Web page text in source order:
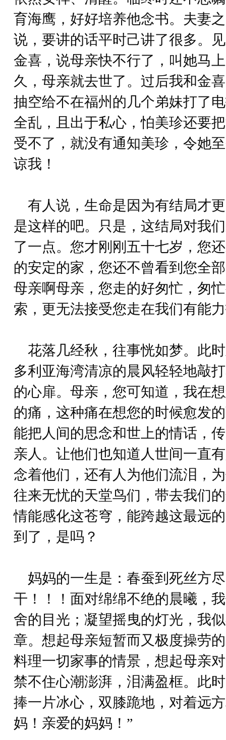
育海鹰，好好培养他念书。夫妻
说，要讲的话平时己讲了很多。
金喜，说母亲快不行了，叫她马
久，母亲就去世了。过后我和金
抽空给不在福州的几个弟妹打了
全乱，且出于私心，怕美珍还要
受不了，就没有通知美珍，令她
谅我！
有人说，生命是因为有结局才
是这样的吧。只是，这结局对我
了一点。您才刚刚五十七岁，您
的安定的家，您还不曾看到您全
母亲啊母亲，您走的好匆忙，匆
索，更无法接受您走在我们有能
花落几经秋，往事恍如梦。此
多利亚海湾清凉的晨风轻轻地敲
的心扉。母亲，您可知道，我在
的痛，这种痛在想您的时候愈发
能把人间的思念和世上的情话，
亲人。让他们也知道人世间一直
念着他们，还有人为他们流泪，
往来无忧的天堂鸟们，带去我们
情能感化这苍穹，能跨越这最远
到了，是吗？
妈妈的一生是：春蚕到死丝方
干！！！面对绵绵不绝的晨曦，
舍的目光；凝望摇曳的灯光，我
章。想起母亲短暂而又极度操劳
料理一切家事的情景，想起母亲
禁不住心潮澎湃，泪满盈框。此
捧一片冰心，双膝跪地，对着远
妈！亲爱的妈妈！”